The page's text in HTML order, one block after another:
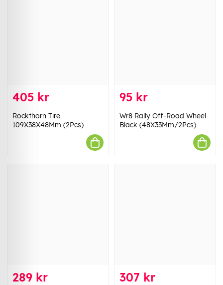
405 kr
Rockthorn Tire
109X38X48Mm (2Pcs)
95 kr
Wr8 Rally Off-Road Wheel
Black (48X33Mm/2Pcs)
289 kr 307 kr